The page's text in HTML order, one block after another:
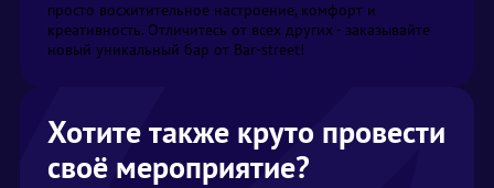
просто восхитительное настроение, комфорт и
креативность. Отличитесь от всех других - заказывайте
новый уникальный бар от Bar-street!
Хотите также круто провести
своё мероприятие?